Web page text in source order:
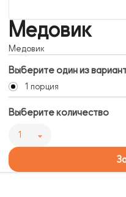
Медовик
Медовик
Выберите один из
1 порция
Выберите количество
1